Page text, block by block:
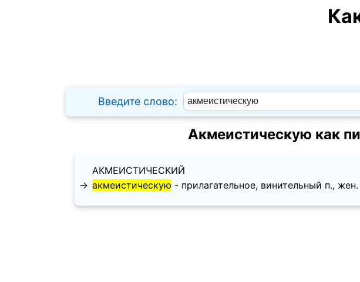
Введите слово:
Акмеистическую как
АКМЕИСТИЧЕСКИЙ
→ акмеистическую - прилагательное, винительный п.,